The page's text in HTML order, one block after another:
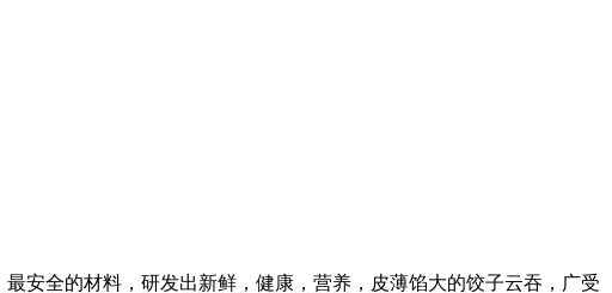
安全的材料，研发出新鲜，健康，营养，皮薄馅大的饺子云吞，广受